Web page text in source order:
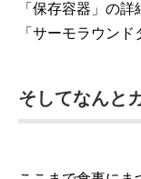
「保存容器」の詳
「サーモラウン
そしてなんと